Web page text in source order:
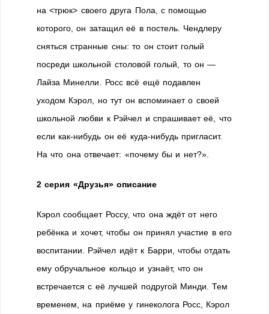
на <трюк> своего друга Пола, с помощью
которого, он затащил её в постель. Чендлеру
сняться странные сны: то он стоит голый
посреди школьной столовой голый, то он —
Лайза Минелли. Росс всё ещё подавлен
уходом Кэрол, но тут он вспоминает о своей
школьной любви к Рэйчел и спрашивает её, что
если как-нибудь он её куда-нибудь пригласит.
На что она отвечает: «почему бы и нет?».
2 серия «Друзья» описание
Кэрол сообщает Россу, что она ждёт от него
ребёнка и хочет, чтобы он принял участие в его
воспитании. Рэйчел идёт к Барри, чтобы отдать
ему обручальное кольцо и узнаёт, что он
встречается с её лучшей подругой Минди. Тем
временем, на приёме у гинеколога Росс, Кэрол